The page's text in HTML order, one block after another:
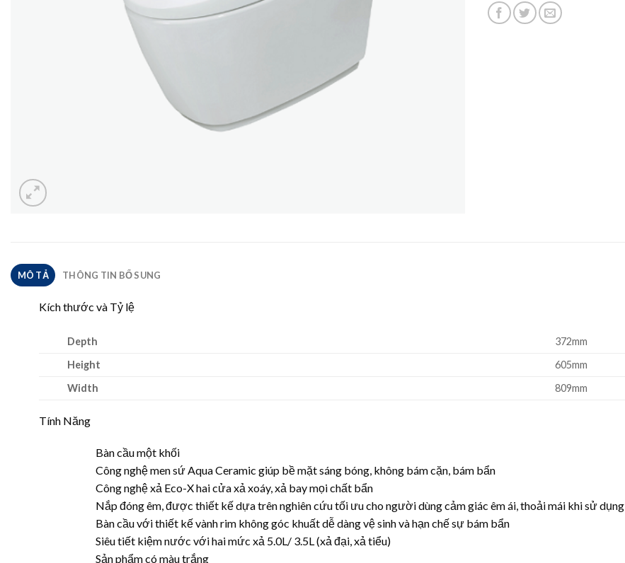
MÔ TẢ THÔNG TIN BỔ SUNG
Kích thước và Tỷ lệ
Depth
372mm
Height
605mm
Width
809mm
Tính Năng
Bàn cầu một khối
Công nghệ men sứ Aqua Ceramic giúp bề mặt sáng bóng, không bám cặn, bám bẩn
Công nghệ xả Eco-X hai cửa xả xoáy, xả bay mọi chất bẩn
Nắp đóng êm, được thiết kế dựa trên nghiên cứu tối ưu cho người dùng cảm giác êm ái, thoải mái khi sử dụng
Bàn cầu với thiết kế vành rim không góc khuất dễ dàng vệ sinh và hạn chế sự bám bẩn
Siêu tiết kiệm nước với hai mức xả 5.0L/ 3.5L (xả đại, xả tiểu)
Sản phẩm có màu trắng